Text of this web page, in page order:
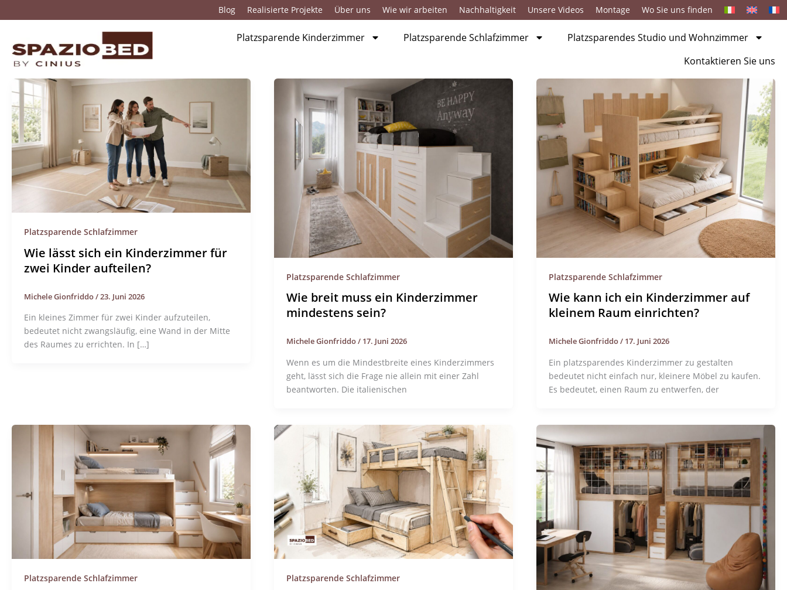
Inhalt
Blog Realisierte Projekte Über uns Wie wir arbeiten Nachhaltigkeit Unsere Videos Montage Wo Sie uns finden
Platzsparende Kinderzimmer Platzsparende Schlafzimmer
Platzsparendes Studio und Wohnzimmer
Kontaktieren Sie uns
Platzsparende Schlafzimmer
Wie lässt sich ein Kinderzimmer für
zwei Kinder aufteilen?
Michele Gionfriddo/23. Juni 2026
Ein kleines Zimmer für zwei Kinder aufzuteilen,
bedeutet nicht zwangsläufig, eine Wand in der Mitte
des Raumes zu errichten. In […]
Platzsparende Schlafzimmer
Wie breit muss ein Kinderzimmer
mindestens sein?
Michele Gionfriddo/ 17. Juni 2026
Wenn es um die Mindestbreite eines Kinderzimmers
geht, lässt sich die Frage nie allein mit einer Zahl
beantworten. Die italienischen
Platzsparende Schlafzimmer
Wie kann ich ein Kinderzimmer auf
kleinem Raum einrichten?
Michele Gionfriddo/ 17. Juni 2026
Ein platzsparendes Kinderzimmer zu gestalten
bedeutet nicht einfach nur, kleinere Möbel zu kaufen.
Es bedeutet, einen Raum zu entwerfen, der
Platzsparende Schlafzimmer Platzsparende Schlafzimmer